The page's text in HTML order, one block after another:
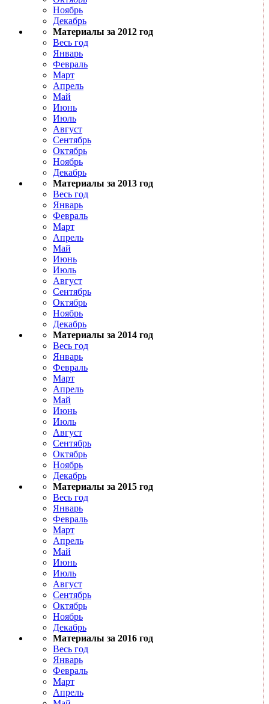
Ноябрь
Декабрь
Материалы за 2012 год
Весь год
Январь
Февраль
Март
Апрель
Май
Июнь
Июль
Август
Сентябрь
Октябрь
Ноябрь
Декабрь
Материалы за 2013 год
Весь год
Январь
Февраль
Март
Апрель
Май
Июнь
Июль
Август
Сентябрь
Октябрь
Ноябрь
Декабрь
Материалы за 2014 год
Весь год
Январь
Февраль
Март
Апрель
Май
Июнь
Июль
Август
Сентябрь
Октябрь
Ноябрь
Декабрь
Материалы за 2015 год
Весь год
Январь
Февраль
Март
Апрель
Май
Июнь
Июль
Август
Сентябрь
Октябрь
Ноябрь
Декабрь
Материалы за 2016 год
Весь год
Январь
Февраль
Март
Апрель